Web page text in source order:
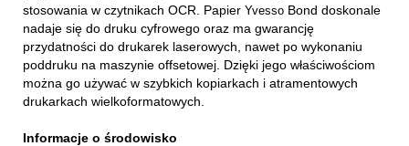
stosowania w czytnikach OCR. Papier Yvesso Bond doskonale
nadaje się do druku cyfrowego oraz ma gwarancję
przydatności do drukarek laserowych, nawet po wykonaniu
poddruku na maszynie offsetowej. Dzięki jego właściwościom
można go używać w szybkich kopiarkach i atramentowych
drukarkach wielkoformatowych.
Informacje o środowisko